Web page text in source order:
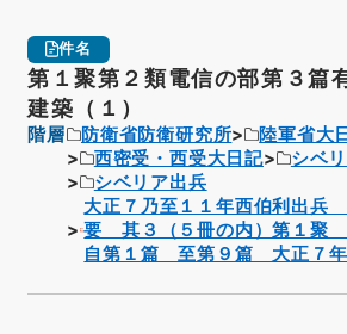
件名
第１聚第２類電信の部第３篇
建築（１）
階層 防衛省防衛研究所
陸軍省大
西密受・西受大日記
シベ
シベリア出兵
大正７乃至１１年西伯利出兵
要 其３（５冊の内）第１
自第１篇 至第９篇 大正７年